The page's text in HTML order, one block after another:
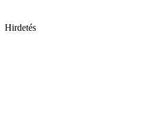
Hirdetés